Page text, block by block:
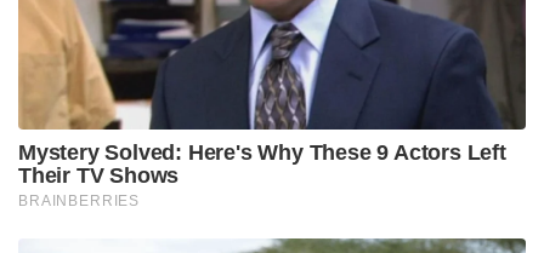
Mystery Solved: Here's Why These 9 Actors Left
Their TV Shows
BRAINBERRIES